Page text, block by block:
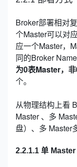
Broker部署相对
个Master可以对
应一个Master，
同的Broker
为0表Master，
个。
从物理结构上看
Master 、多
盘）、多 Master
2.2.1.1 单 Master